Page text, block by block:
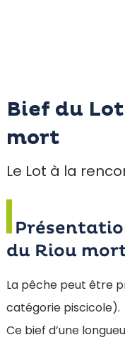
Bief du
mort
Le Lot à la
du Riou
La pêche peut être
catégorie piscicole).
Ce bief d’une